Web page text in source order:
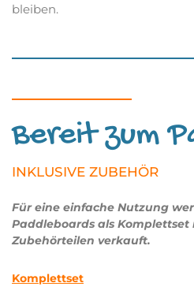
bleiben.
Bereit zum
INKLUSIVE ZUBEHÖR
Für eine einfache Nutzung
Paddleboards als
Zubehörteilen verkauft.
Komplettset